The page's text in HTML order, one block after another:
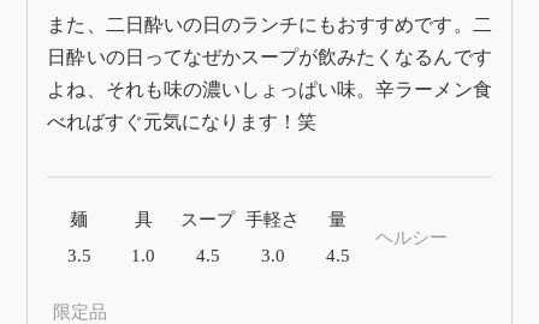
また、二日酔いの日のランチにもおすすめです。二
日酔いの日ってなぜかスープが飲みたくなるんです
よね、それも味の濃いしょっぱい味。辛ラーメン食
べればすぐ元気になります！笑
麺
3.5
具
1.0
スープ
4.5
手軽さ
3.0
量
4.5
ヘルシー
限定品